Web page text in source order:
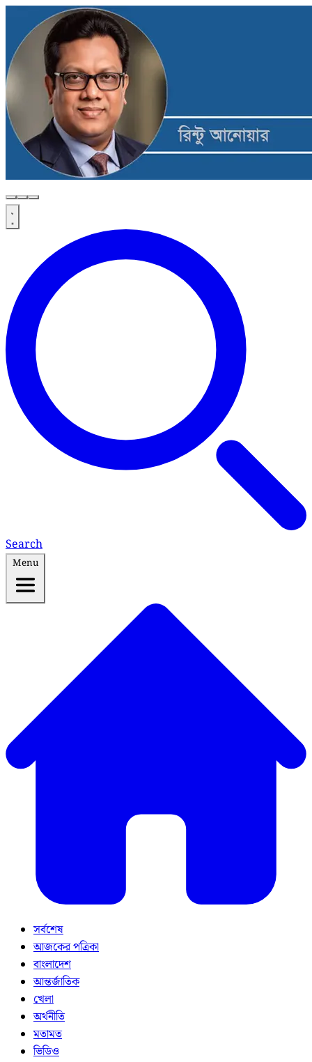
Search
Menu
সর্বশেষ
আজকের পত্রিকা
বাংলাদেশ
আন্তর্জাতিক
খেলা
অর্থনীতি
মতামত
ভিডিও